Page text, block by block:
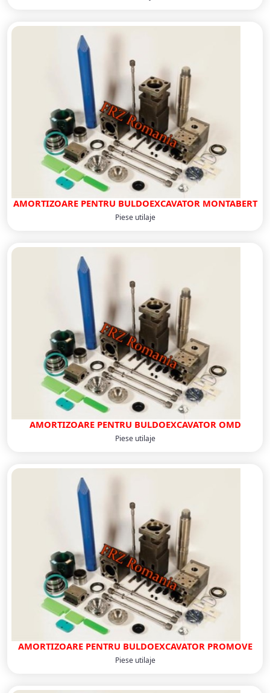
AMORTIZOARE PENTRU BULDOEXCAVATOR MONTABERT
Piese utilaje
AMORTIZOARE PENTRU BULDOEXCAVATOR OMD
Piese utilaje
AMORTIZOARE PENTRU BULDOEXCAVATOR PROMOVE
Piese utilaje